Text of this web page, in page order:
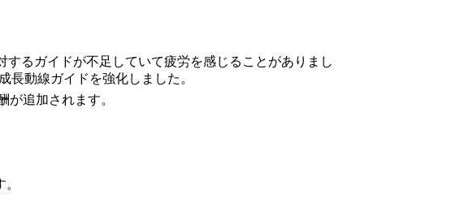
るガイドが不足していて疲労を感じることがありまし
長動線ガイドを強化しました。
が追加されます。